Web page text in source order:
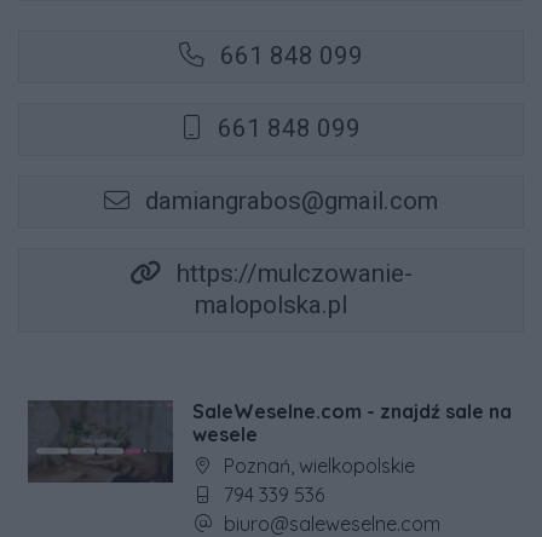
661 848 099
661 848 099
damiangrabos@gmail.com
https://mulczowanie-
malopolska.pl
SaleWeselne.com - znajdź sale na
wesele
Adres firmy:
Poznań, wielkopolskie
Numer telefonu firmy:
794 339 536
Adres e-mail firmy:
biuro@saleweselne.com